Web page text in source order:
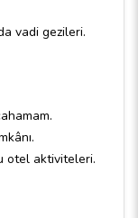
vadi gezileri.
otel aktiviteleri.